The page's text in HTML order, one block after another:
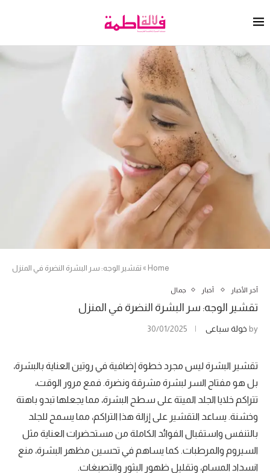
Home
»تقشير الوجه: سر البشرة النضرة في المنزل
آخر الأخبار أخبار جمال
تقشير الوجه: سر البشرة النضرة في المنزل
by خولة سباعي 30/01/2025
تقشير البشرة ليس مجرد خطوة إضافية في روتين العناية بالبشرة،
بل هو مفتاح السر لبشرة مشرقة ونضرة. فمع مرور الوقت،
تتراكم خلايا الجلد الميتة على سطح البشرة، مما يجعلها تبدو باهتة
وخشنة. يساعد التقشير على إزالة هذا التراكم، مما يسمح للجلد
بالتنفس واستقبال الفوائد الكاملة من مستحضرات العناية مثل
السيروم والمرطبات. كما يساهم في تحسين مظهر البشرة، منع
انسداد المسام، وتقليل ظهور البثور والتصبغات.